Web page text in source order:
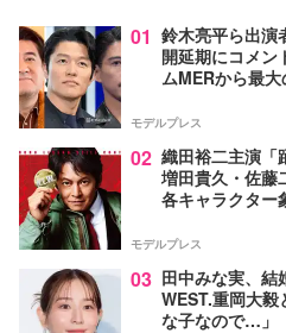
01 鈴木亮平ら出演
開延期にコメン
ムMERから最大
モデルプレス
02 織田裕二主演「
増田貴久・佐藤
各キャラクター
モデルプレス
03 田中みな実、結
WEST.重岡大
な子なので…」